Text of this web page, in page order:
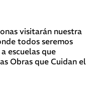
visitarán nuestra
todos seremos
escuelas que
Obras que Cuidan el